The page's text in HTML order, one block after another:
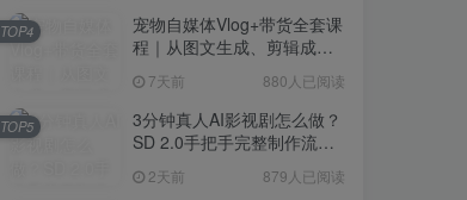
宠物自媒体Vlog+带货全套课
程｜从图文生成、剪辑成片
7天前 880人已阅读
TOP4
3分钟真人AI影视剧怎么做？
SD 2.0手把手完整制作流程
无限生成
2天前 879人已阅读
TOP5